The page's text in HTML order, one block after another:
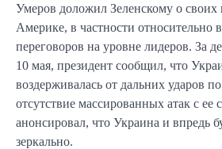
Умеров доложил Зеленскому о своих
Америке, в частности относительно
переговоров на уровне лидеров. За
10 мая, президент сообщил, что
воздерживалась от дальних ударов
отсутствие массированных атак с ее
анонсировал, что Украина и впредь
зеркально.